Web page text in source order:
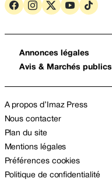
Annonces légales
Avis & Marchés publics
A propos d’Imaz Press
Nous contacter
Plan du site
Mentions légales
Préférences cookies
Politique de confidentialité